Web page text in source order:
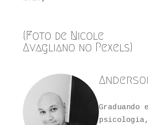
(Foto de Nicole
Avagliano no Pexels)
Graduando